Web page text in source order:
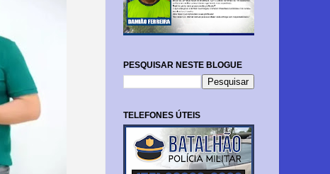
PESQUISAR NESTE BLOGUE
TELEFONES ÚTEIS